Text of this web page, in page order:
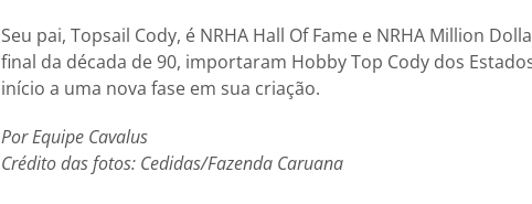
Seu pai, Topsail Cody, é NRHA Hall Of Fame e NRHA Million
final da década de 90, importaram Hobby Top Cody dos
início a uma nova fase em sua criação.
Por Equipe Cavalus
Crédito das fotos: Cedidas/Fazenda Caruana